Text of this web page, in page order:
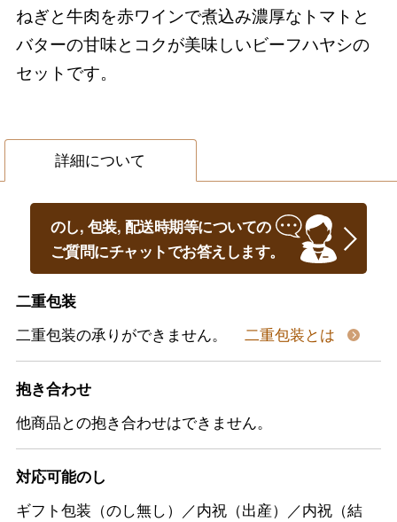
ねぎと牛肉を赤ワインで煮込み濃厚なトマトと
バターの甘味とコクが美味しいビーフハヤシの
セットです。
詳細について
のし, 包装, 配送時期等についての
ご質問にチャットでお答えします。
二重包装
二重包装の承りができません。
二重包装とは
抱き合わせ
他商品との抱き合わせはできません。
対応可能のし
ギフト包装（のし無し）／内祝（出産）／内祝（結